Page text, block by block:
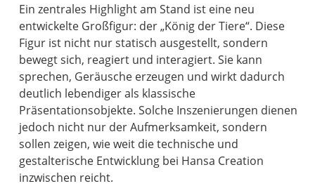
Ein zentrales Highlight am Stand ist eine neu
entwickelte Großfigur: der „König der Tiere“. Diese
Figur ist nicht nur statisch ausgestellt, sondern
bewegt sich, reagiert und interagiert. Sie kann
sprechen, Geräusche erzeugen und wirkt dadurch
deutlich lebendiger als klassische
Präsentationsobjekte. Solche Inszenierungen dienen
jedoch nicht nur der Aufmerksamkeit, sondern
sollen zeigen, wie weit die technische und
gestalterische Entwicklung bei Hansa Creation
inzwischen reicht.